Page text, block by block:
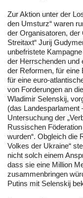
Zur Aktion unter der
den Umsturz“ waren
der Organisatoren, der
Streitaxt“ Jurij
unbefristete
der Herrschenden und
der Reformen, für eine
für eine euro-
von Forderungen an
Wladimir Selenskij,
(das Landesparlament
Untersuchung der
Russischen
wurden“. Obgleich die
Volkes der Ukraine“
nicht solch einem
dass sie eine Million
zusammenbringen
Putins mit Selenskij